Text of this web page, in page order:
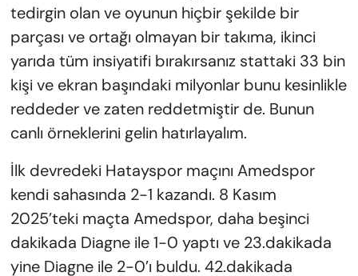
tedirgin olan ve oyunun hiçbir şekilde bir
parçası ve ortağı olmayan bir takıma, ikinci
yarıda tüm insiyatifi bırakırsanız stattaki 33 bin
kişi ve ekran başındaki milyonlar bunu kesinlikle
reddeder ve zaten reddetmiştir de. Bunun
canlı örneklerini gelin hatırlayalım.
İlk devredeki Hatayspor maçını Amedspor
kendi sahasında 2-1 kazandı. 8 Kasım
2025’teki maçta Amedspor, daha beşinci
dakikada Diagne ile 1-0 yaptı ve 23.dakikada
yine Diagne ile 2-0’ı buldu. 42.dakikada